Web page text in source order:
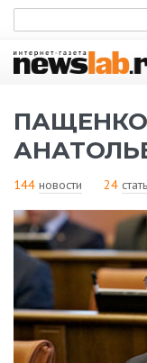
ПАЩЕНКО
144 новости 24